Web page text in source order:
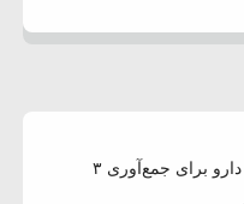
دستور سازمان غذا و دارو برای جمع‌آوری ۳